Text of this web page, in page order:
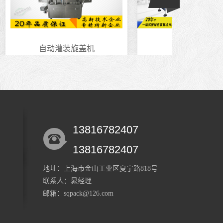
自动灌装旋盖机
13816782407
13816782407
地址：上海市金山工业区夏宁路818号
联系人：晁经理
邮箱：sqpack@126.com